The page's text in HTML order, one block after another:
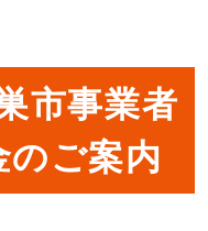
市事業者
ご案内